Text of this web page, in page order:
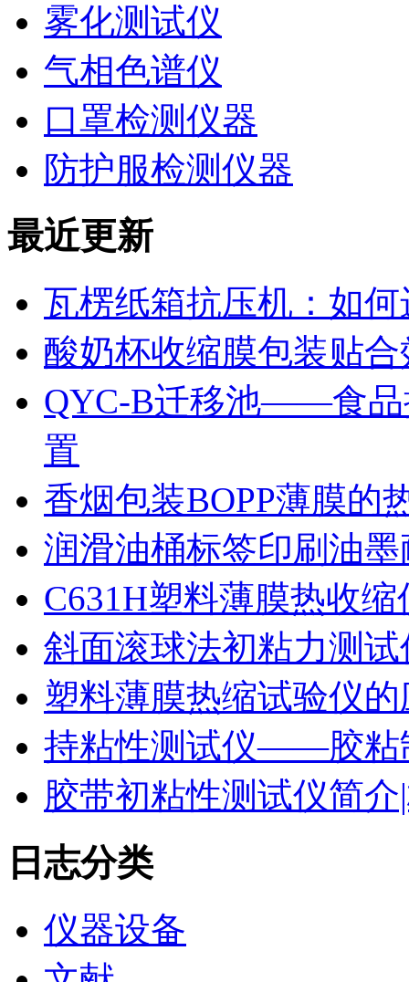
雾化测试仪
气相色谱仪
口罩检测仪器
防护服检测仪器
最近更新
瓦楞纸箱抗压机：如
酸奶杯收缩膜包装贴
QYC-B迁移池——食品
置
香烟包装BOPP薄膜的
润滑油桶标签印刷油
C631H塑料薄膜热收
斜面滚球法初粘力测
塑料薄膜热缩试验仪
持粘性测试仪——胶粘
胶带初粘性测试仪简
日志分类
仪器设备